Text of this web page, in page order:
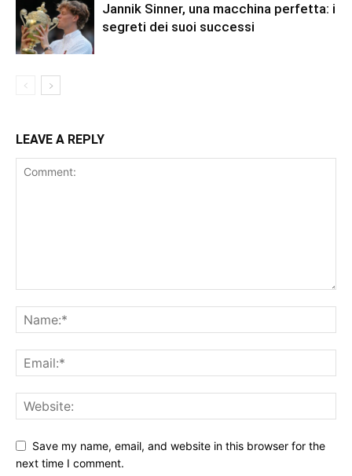
Jannik Sinner, una macchina perfetta: i
segreti dei suoi successi
LEAVE A REPLY
Save my name, email, and website in this browser for the
next time I comment.